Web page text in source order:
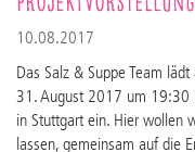
10.08.2017
Das Salz & Suppe Team
31. August 2017 um 19:30
in Stuttgart ein. Hier wollen
lassen, gemeinsam auf die